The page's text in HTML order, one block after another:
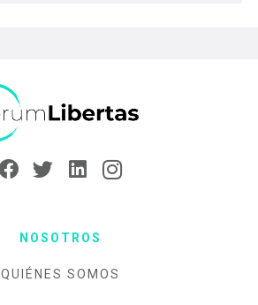
NOSOTROS
QUIÉNES SOMOS